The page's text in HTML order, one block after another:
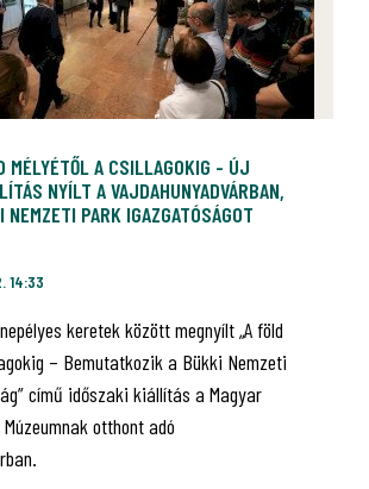
MÉLYÉTŐL A CSILLAGOKIG - ÚJ
NYÍLT A VAJDAHUNYADVÁRBAN,
NEMZETI PARK IGAZGATÓSÁGOT
14:33
keretek között megnyílt „A föld
– Bemutatkozik a Bükki Nemzeti
című időszaki kiállítás a Magyar
otthont adó